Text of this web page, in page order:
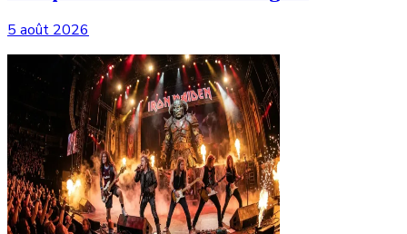
5 août 2026